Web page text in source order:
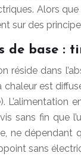
Alors
sur des
de base :
réside dans
est
L’alimentation
sans fin que
ne dépendant
sans